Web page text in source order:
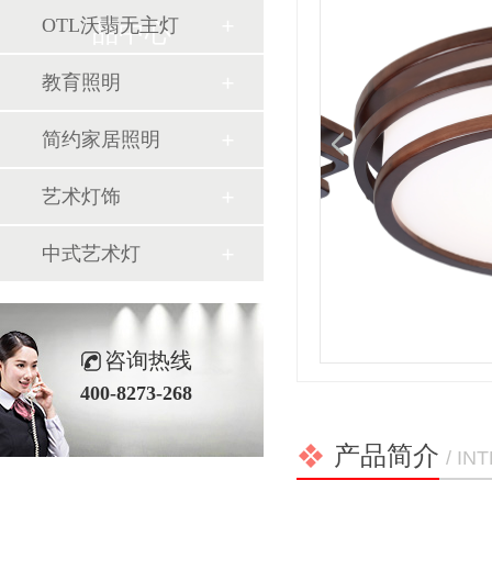
品中心
OTL沃翡无主灯
教育照明
简约家居照明
艺术灯饰
中式艺术灯
咨询热线
400-8273-268
产品简介 /